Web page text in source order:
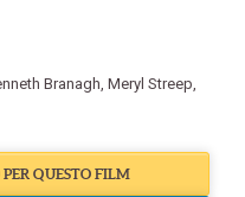
Branagh, Meryl Streep,
QUESTO FILM